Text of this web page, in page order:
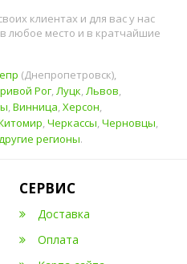
клиентах и для вас у нас
в любое место и в кратчайшие
(Днепропетровск),
Рог, Луцк Львов
Винница Херсон
Черкассы Черновцы
другие регионы.
СЕРВИС
Доставка
Оплата